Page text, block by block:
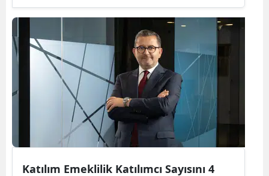
Kastamonu
Kayseri
Kırklareli
Kırşehir
Kocaeli
Konya
Kütahya
Katılım Emeklilik Katılımcı Sayısını 4